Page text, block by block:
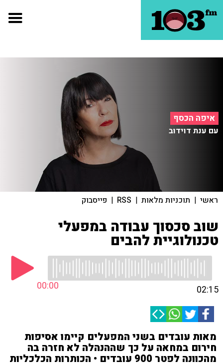
איפה הכסף
עם ענת דוידוב
ראשי | תוכניות מלאות |
RSS
| פייסבוק
שוב סכסוך עבודה במפעלי
טכנולוגיית להבים
00:00 02:15
מאות עובדים בשני המפעלים קיימו אסיפות
חירום במחאה על כך שההנהלה לא חזרה בה
מהכוונה לפטר 900 עובדים • הכותרות הכלכליות